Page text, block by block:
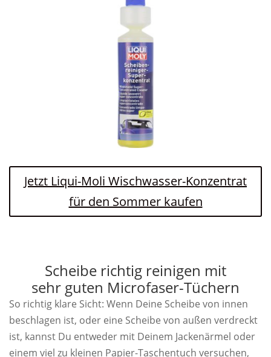
Jetzt Liqui-Moli Wischwasser-Konzentrat
für den Sommer kaufen
Scheibe richtig reinigen mit
sehr guten Microfaser-Tüchern
So richtig klare Sicht: Wenn Deine Scheibe von innen
beschlagen ist, oder eine Scheibe von außen verdreckt
ist, kannst Du entweder mit Deinem Jackenärmel oder
einem viel zu kleinen Papier-Taschentuch versuchen,